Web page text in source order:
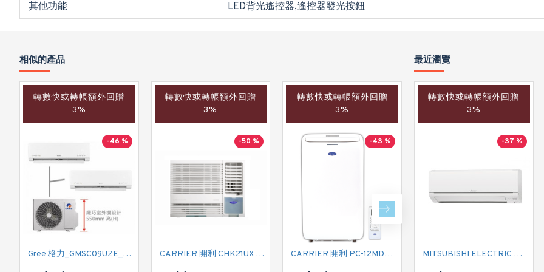
其他功能 LED背光遙控器,遙控器發光按鈕
相似的產品
轉數快或轉帳額外回贈
3%
-46 %
Gree 格力_GMSC09UZE_GMSC12UZE_GMSC18UZC_R32 掛牆變頻式1拖2分體冷氣機 (淨冷型)
轉數快或轉帳額外回贈
3%
-50 %
CARRIER 開利 CHK21UX 二匹半 變頻淨冷窗口式冷氣機 (附遙控)
轉數快或轉帳額外回贈
3%
-43 %
CARRIER 開利 PC-12MDK 匹半 移動式冷氣機 (附遙控)
轉數快或轉帳額外回贈
3%
-40 %
CARRIER 開利 PC09MDK 一匹 移動式淨冷型冷氣機 (附遙控)
最近瀏覽
轉數快或轉帳額外回贈
3%
-37 %
MITSUBISHI ELECTRIC 三菱電機 MSY-GS09VF 一匹淨冷型 掛牆分體式